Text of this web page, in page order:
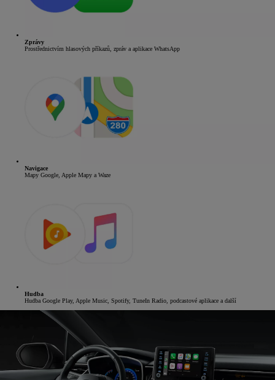
Zprávy
Prostřednictvím hlasových příkazů, zpráv a aplikace WhatsApp
Navigace
Mapy Google, Apple Mapy a Waze
Hudba
Hudba Google Play, Apple Music, Spotify, TuneIn Radio, podcastové aplikace a další